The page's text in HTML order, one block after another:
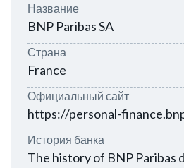
Название
BNP Paribas SA
Страна
France
Официальный сайт
https://personal-
История банка
The history of BNP Paribas